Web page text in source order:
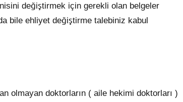
değiştirmek için gerekli olan belgeler
bile ehliyet değiştirme talebiniz kabul
olmayan doktorların ( aile hekimi doktorları )